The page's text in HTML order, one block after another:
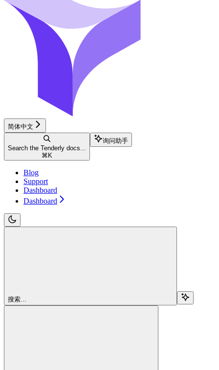
简体中文
Search the Tenderly docs...
⌘ K
询问助手
Blog
Support
Dashboard
Dashboard
搜索...